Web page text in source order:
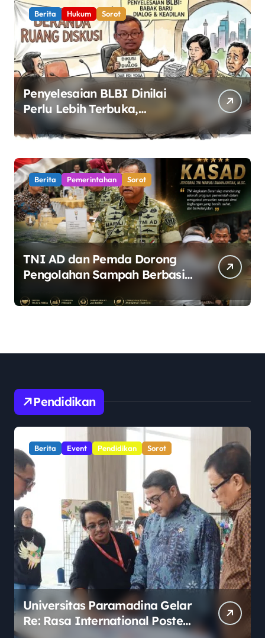
Berita Hukum Sorot
Penyelesaian BLBI Dinilai
Perlu Lebih Terbuka,
Pemerintah Diminta Buka
Ruang Dialog
Berita Pemerintahan Sorot
TNI AD dan Pemda Dorong
Pengolahan Sampah Berbasis
Pendidikan
Berita Pemerintahan Pendidikan
PHKT Perkuat Link and Match
Pendidikan Vokasi Lewat